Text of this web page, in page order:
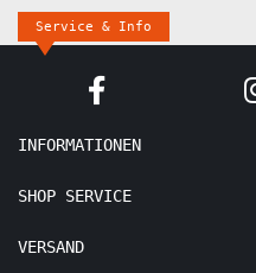
Service & Info
INFORMATIONEN
SHOP SERVICE
VERSAND